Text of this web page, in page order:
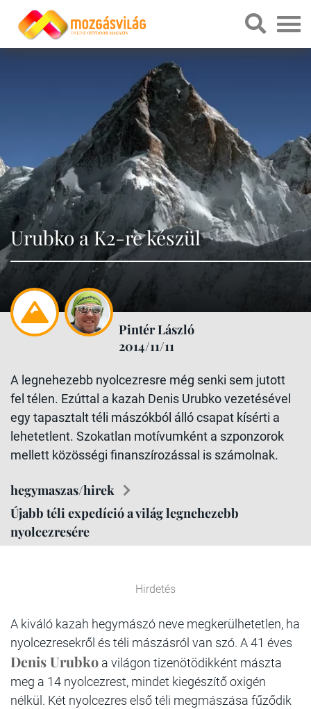
Urubko a K2-re készül
Pintér László
2014/11/11
A legnehezebb nyolcezresre még senki sem jutott
fel télen. Ezúttal a kazah Denis Urubko vezetésével
egy tapasztalt téli mászókból álló csapat kísérti a
lehetetlent. Szokatlan motívumként a szponzorok
mellett közösségi finanszírozással is számolnak.
hegymaszas/hirek
Újabb téli expedíció a világ legnehezebb
nyolcezresére
Hirdetés
A kiváló kazah hegymászó neve megkerülhetetlen, ha
nyolcezresekről és téli mászásról van szó. A 41 éves
Denis Urubko a világon tizenötödikként mászta
meg a 14 nyolcezrest, mindet kiegészítő oxigén
nélkül. Két nyolcezres első téli megmászása fűződik